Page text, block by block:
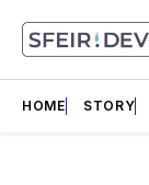
HOME STORY